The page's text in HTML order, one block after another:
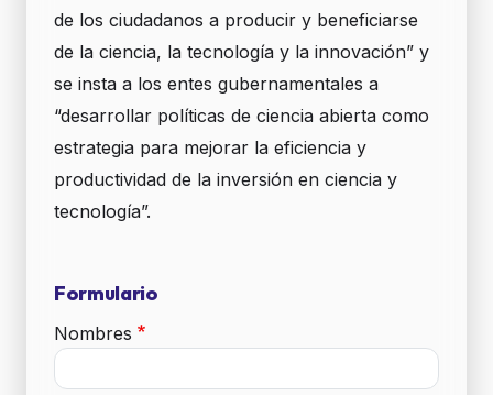
de los ciudadanos a producir y beneficiarse
de la ciencia, la tecnología y la innovación” y
se insta a los entes gubernamentales a
“desarrollar políticas de ciencia abierta como
estrategia para mejorar la eficiencia y
productividad de la inversión en ciencia y
tecnología”.
Formulario
Nombres